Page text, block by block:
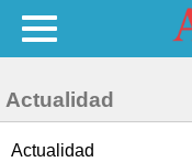
Actualidad
Actualidad